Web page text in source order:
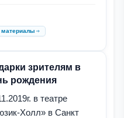
материалы
зрителям в
рождения
в театре
Холл» в Санкт